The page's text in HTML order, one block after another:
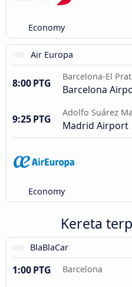
Economy
Air Europa
8:00 PTG
Barcelona-El
Barcelona
9:25 PTG
Adolfo Suárez
Madrid Airport
Economy
Kereta
BlaBlaCar
1:00 PTG Barcelona